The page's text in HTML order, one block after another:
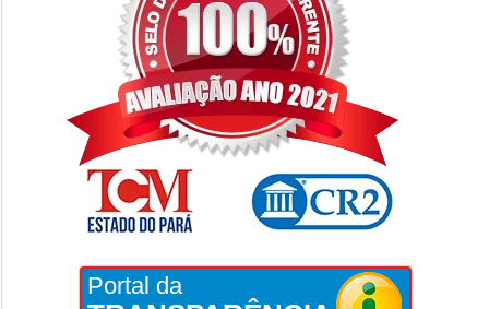
Portal da